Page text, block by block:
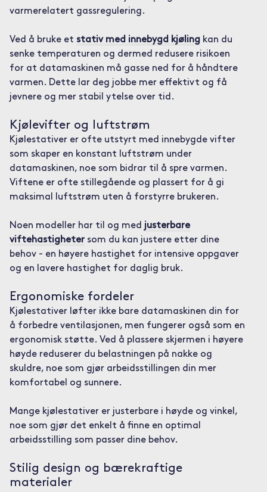
varmerelatert gassregulering.
Ved å bruke et stativ med innebygd kjølingkan du
senke temperaturen og dermed redusere risikoen
for at datamaskinen må gasse ned for å håndtere
varmen. Dette lar deg jobbe mer effektivt og få
jevnere og mer stabil ytelse over tid.
Kjølevifter og luftstrøm
Kjølestativer er ofte utstyrt med innebygde vifter
som skaper en konstant luftstrøm under
datamaskinen, noe som bidrar til å spre varmen.
Viftene er ofte stillegående og plassert for å gi
maksimal luftstrøm uten å forstyrre brukeren.
Noen modeller har til og med justerbare
viftehastighetersom du kan justere etter dine
behov - en høyere hastighet for intensive oppgaver
og en lavere hastighet for daglig bruk.
Ergonomiske fordeler
Kjølestativer løfter ikke bare datamaskinen din for
å forbedre ventilasjonen, men fungerer også som en
ergonomisk støtte. Ved å plassere skjermen i høyere
høyde reduserer du belastningen på nakke og
skuldre, noe som gjør arbeidsstillingen din mer
komfortabel og sunnere.
Mange kjølestativer er justerbare i høyde og vinkel,
noe som gjør det enkelt å finne en optimal
arbeidsstilling som passer dine behov.
Stilig design og bærekraftige
materialer